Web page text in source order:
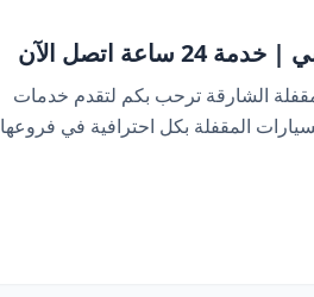
اتصل الآن
الشارقة ترحب بكم لتقدم خدمات
المقفلة بكل احترافية في فروعها